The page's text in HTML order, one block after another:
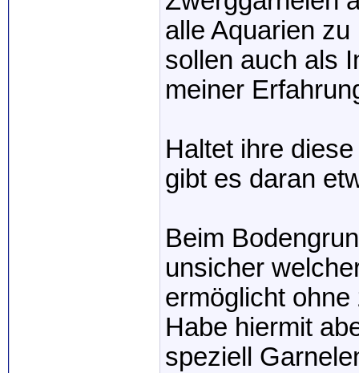
alle Aquarien
sollen auch als
meiner
Haltet ihre
gibt es daran
Beim
unsicher
ermöglicht
Habe hiermit
speziell